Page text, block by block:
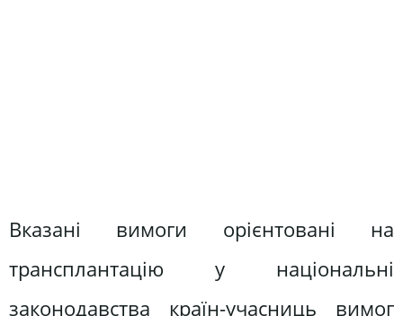
Вказані вимоги орієнтовані на
трансплантацію у національні
законодавства країн-учасниць вимог